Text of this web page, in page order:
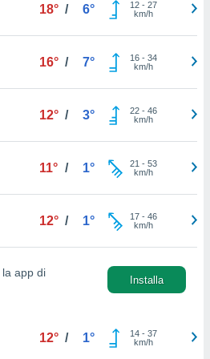
18° / 6° 12- 27
km/h
16° / 7° 16- 34
km/h
12° / 3° 22- 46
km/h
11° / 1° 21 - 53
km/h
12° / 1° 17- 46
km/h
la app di
Installa
12° / 1° 14- 37
km/h